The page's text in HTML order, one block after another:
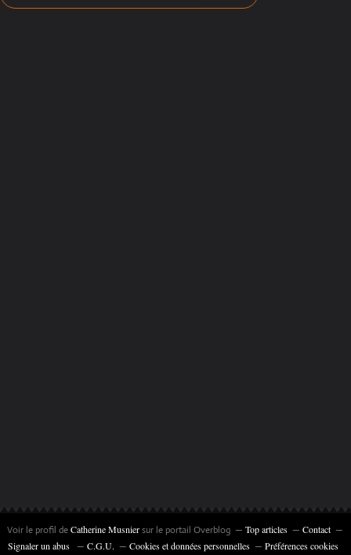
Voir le profil deCatherine Musniersur le portail Overblog Top articles
Contact
Signaler un abus
C.G.U. Cookies et données personnelles Préférences cookies